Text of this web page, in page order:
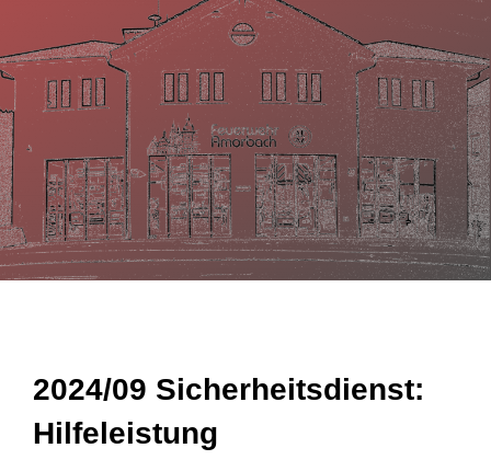
n
2024/09 Sicherheitsdienst:
Hilfeleistung